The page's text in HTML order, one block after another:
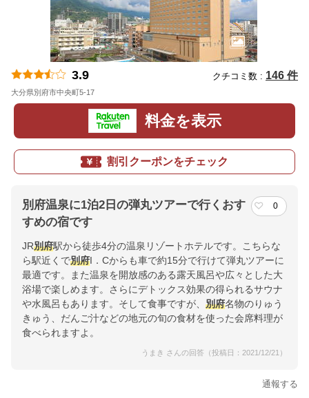
3.9 クチコミ数 : 146 件
大分県別府市中央町5-17
料金を表示
割引クーポンをチェック
別府温泉に1泊2日の弾丸ツアーで行くおす
すめの宿です
0
JR別府駅から徒歩4分の温泉リゾートホテルです。こちらな
ら駅近くで別府I．Cからも車で約15分で行けて弾丸ツアーに
最適です。また温泉を開放感のある露天風呂や広々とした大
浴場で楽しめます。さらにデトックス効果の得られるサウナ
や水風呂もあります。そして食事ですが、 別府名物のりゅう
きゅう、だんご汁などの地元の旬の食材を使った会席料理が
食べられますよ。
うまき さんの回答（投稿日：2021/12/21）
通報する